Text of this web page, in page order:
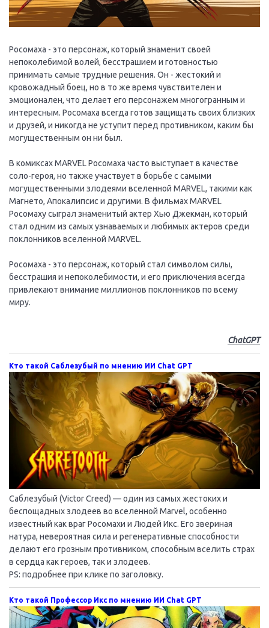
Росомаха - это персонаж, который знаменит своей
непоколебимой волей, бесстрашием и готовностью
принимать самые трудные решения. Он - жестокий и
кровожадный боец, но в то же время чувствителен и
эмоционален, что делает его персонажем многогранным и
интересным. Росомаха всегда готов защищать своих близких
и друзей, и никогда не уступит перед противником, каким бы
могущественным он ни был.
В комиксах MARVEL Росомаха часто выступает в качестве
соло-героя, но также участвует в борьбе с самыми
могущественными злодеями вселенной MARVEL, такими как
Магнето, Апокалипсис и другими. В фильмах MARVEL
Росомаху сыграл знаменитый актер Хью Джекман, который
стал одним из самых узнаваемых и любимых актеров среди
поклонников вселенной MARVEL.
Росомаха - это персонаж, который стал символом силы,
бесстрашия и непоколебимости, и его приключения всегда
привлекают внимание миллионов поклонников по всему
миру.
ChatGPT
Кто такой Саблезубый по мнению ИИ Chat GPT
Саблезубый (Victor Creed) — один из самых жестоких и
беспощадных злодеев во вселенной Marvel, особенно
известный как враг Росомахи и Людей Икс. Его звериная
натура, невероятная сила и регенеративные способности
делают его грозным противником, способным вселить страх
в сердца как героев, так и злодеев.
PS: подробнее при клике по заголовку.
Кто такой Профессор Икс по мнению ИИ Chat GPT